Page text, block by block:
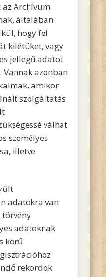
Archívum
általában
hogy fel
kilétüket, vagy
jellegű adatot
azonban
amikor
szolgáltatás
válhat
személyes
illetve
adatokra van
törvény
adatoknak
körű
rekordok